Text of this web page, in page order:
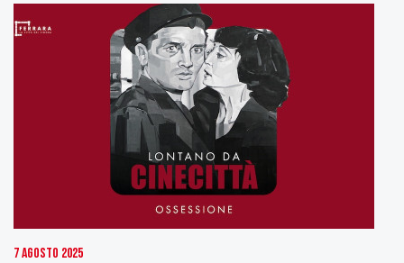
7 Agosto 2025